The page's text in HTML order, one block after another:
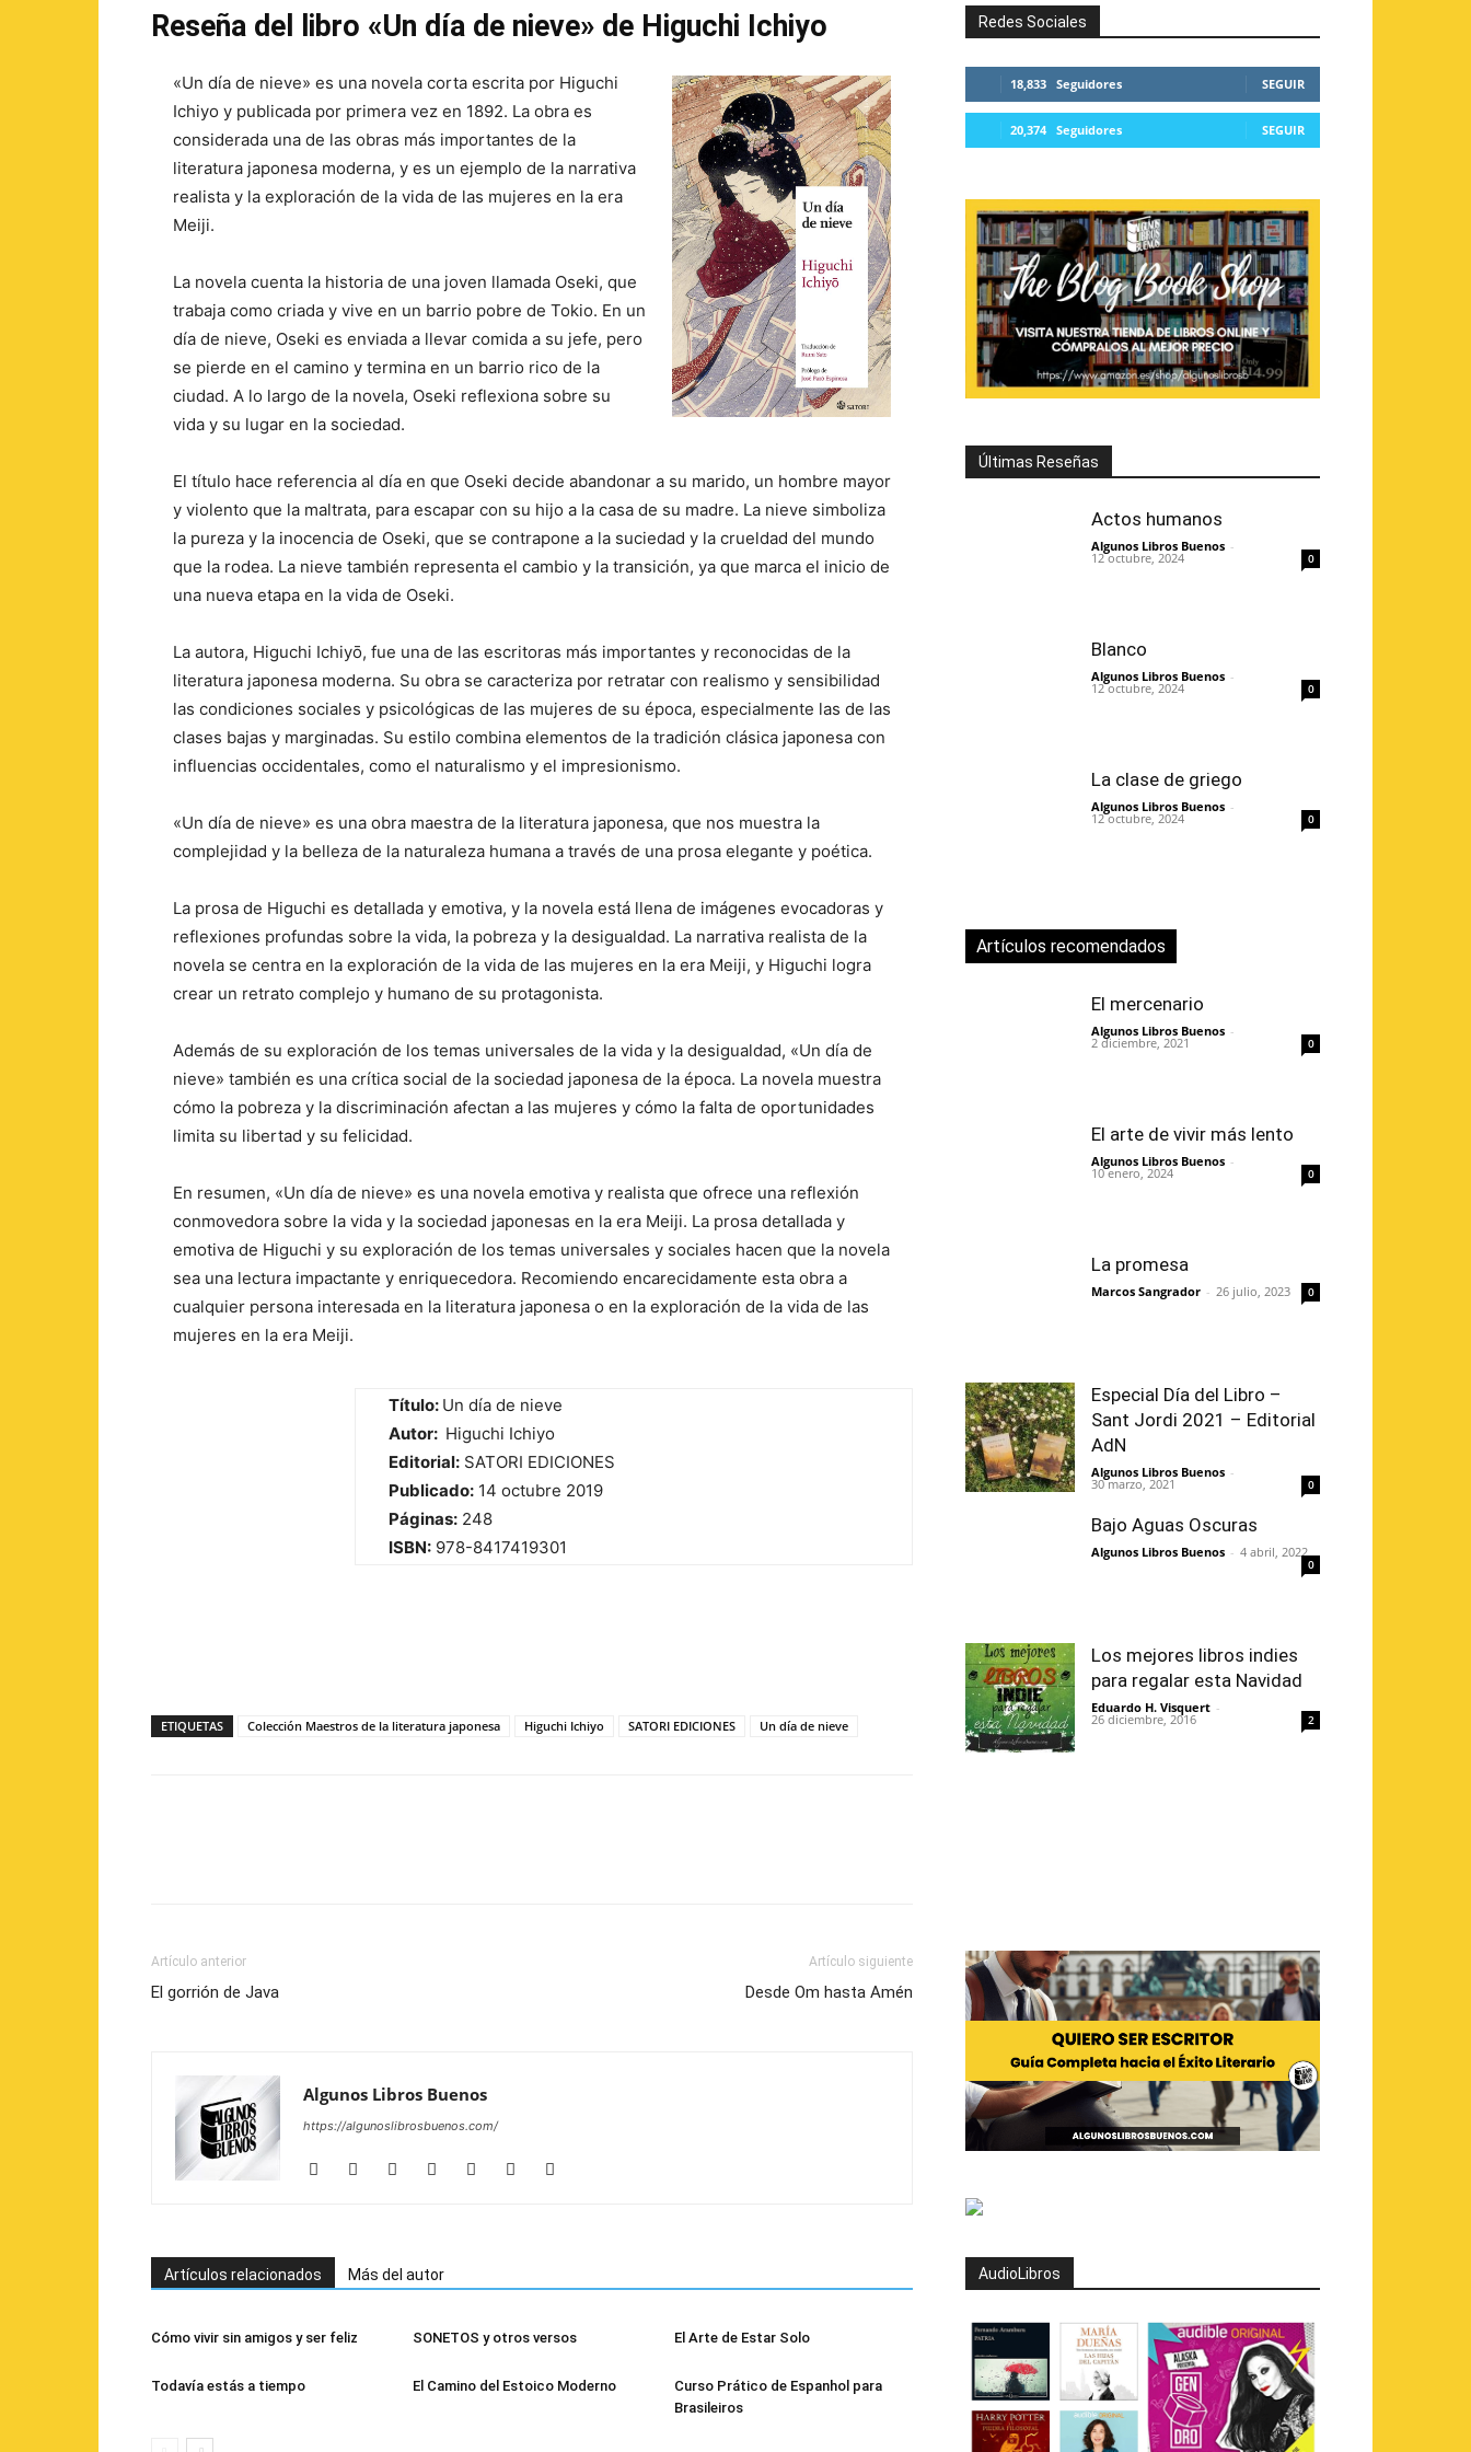
Reseña del libro «Un día de nieve» de Higuchi Ichiyo
«Un día de nieve» es una novela corta escrita por Higuchi
Ichiyo y publicada por primera vez en 1892. La obra es
considerada una de las obras más importantes de la
literatura japonesa moderna, y es un ejemplo de la narrativa
realista y la exploración de la vida de las mujeres en la era
Meiji.
La novela cuenta la historia de una joven llamada Oseki, que
trabaja como criada y vive en un barrio pobre de Tokio. En un
día de nieve, Oseki es enviada a llevar comida a su jefe, pero
se pierde en el camino y termina en un barrio rico de la
ciudad. A lo largo de la novela, Oseki reflexiona sobre su
vida y su lugar en la sociedad.
El título hace referencia al día en que Oseki decide abandonar a su marido, un hombre mayor
y violento que la maltrata, para escapar con su hijo a la casa de su madre. La nieve simboliza
la pureza y la inocencia de Oseki, que se contrapone a la suciedad y la crueldad del mundo
que la rodea. La nieve también representa el cambio y la transición, ya que marca el inicio de
una nueva etapa en la vida de Oseki.
La autora, Higuchi Ichiyō, fue una de las escritoras más importantes y reconocidas de la
literatura japonesa moderna. Su obra se caracteriza por retratar con realismo y sensibilidad
las condiciones sociales y psicológicas de las mujeres de su época, especialmente las de las
clases bajas y marginadas. Su estilo combina elementos de la tradición clásica japonesa con
influencias occidentales, como el naturalismo y el impresionismo.
«Un día de nieve» es una obra maestra de la literatura japonesa, que nos muestra la
complejidad y la belleza de la naturaleza humana a través de una prosa elegante y poética.
La prosa de Higuchi es detallada y emotiva, y la novela está llena de imágenes evocadoras y
reflexiones profundas sobre la vida, la pobreza y la desigualdad. La narrativa realista de la
novela se centra en la exploración de la vida de las mujeres en la era Meiji, y Higuchi logra
crear un retrato complejo y humano de su protagonista.
Además de su exploración de los temas universales de la vida y la desigualdad, «Un día de
nieve» también es una crítica social de la sociedad japonesa de la época. La novela muestra
cómo la pobreza y la discriminación afectan a las mujeres y cómo la falta de oportunidades
limita su libertad y su felicidad.
En resumen, «Un día de nieve» es una novela emotiva y realista que ofrece una reflexión
conmovedora sobre la vida y la sociedad japonesas en la era Meiji. La prosa detallada y
emotiva de Higuchi y su exploración de los temas universales y sociales hacen que la novela
sea una lectura impactante y enriquecedora. Recomiendo encarecidamente esta obra a
cualquier persona interesada en la literatura japonesa o en la exploración de la vida de las
mujeres en la era Meiji.
Título: Un día de nieve
Autor: Higuchi Ichiyo
Editorial: SATORI EDICIONES
Publicado: 14 octubre 2019
Páginas: 248
ISBN: 978-8417419301
ETIQUETAS Colección Maestros de la literatura japonesa Higuchi Ichiyo SATORI EDICIONES Un día de nieve
Artículo anterior
El gorrión de Java
Artículo siguiente
Desde Om hasta Amén
Algunos Libros Buenos
https://algunoslibrosbuenos.com/
Artículos relacionados Más del autor
Cómo vivir sin amigos y ser feliz SONETOS y otros versos El Arte de Estar Solo
Todavía estás a tiempo El Camino del Estoico Moderno
Curso Prático de Espanhol para
Brasileiros
Redes Sociales
18,833 Seguidores SEGUIR
20,374 Seguidores SEGUIR
Últimas Reseñas
Actos humanos
Algunos Libros Buenos -
12 octubre, 2024 0
Blanco
Algunos Libros Buenos -
12 octubre, 2024 0
La clase de griego
Algunos Libros Buenos -
12 octubre, 2024 0
Artículos recomendados
El mercenario
Algunos Libros Buenos -
2 diciembre, 2021 0
El arte de vivir más lento
Algunos Libros Buenos -
10 enero, 2024 0
La promesa
Marcos Sangrador - 26 julio, 2023 0
Especial Día del Libro –
Sant Jordi 2021 – Editorial
AdN
Algunos Libros Buenos -
30 marzo, 2021 0
Bajo Aguas Oscuras
Algunos Libros Buenos - 4 abril, 2022
0
Los mejores libros indies
para regalar esta Navidad
Eduardo H. Visquert -
26 diciembre, 2016 2
AudioLibros